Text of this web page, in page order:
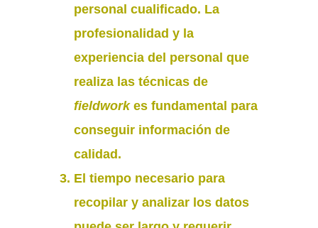
personal cualificado. La
profesionalidad y la
experiencia del personal que
realiza las técnicas de
fieldworkes fundamental para
conseguir información de
calidad.
El tiempo necesario para
recopilar y analizar los datos